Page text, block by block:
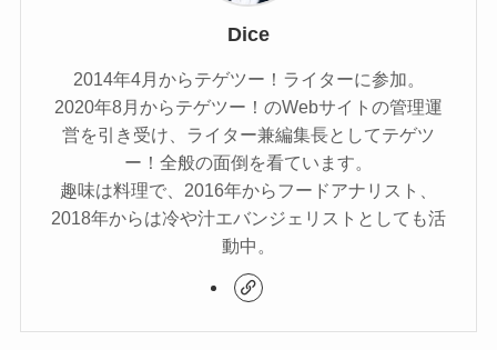
Dice
2014年4月からテゲツー！ライターに参加。
2020年8月からテゲツー！のWebサイトの管理運
営を引き受け、ライター兼編集長としてテゲツ
ー！全般の面倒を看ています。
趣味は料理で、2016年からフードアナリスト、
2018年からは冷や汁エバンジェリストとしても活
動中。